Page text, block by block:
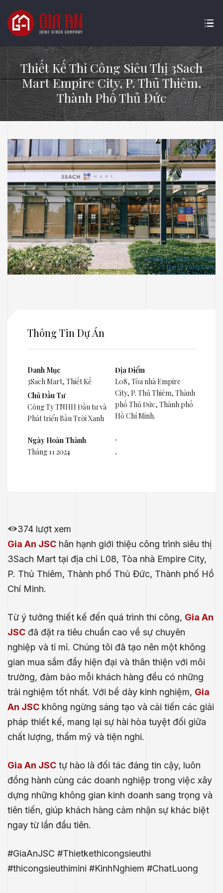
Thiết Kế Thi Công Siêu Thị 3Sach
Mart Empire City, P. Thủ Thiêm,
Thành Phố Thủ Đức
Thông Tin Dự Án
Danh Mục
3Sach Mart, Thiết Kế
Chủ Đầu Tư
Công Ty TNHH Đầu tư và
Phát triển Bầu Trời Xanh
Ngày Hoàn Thành
Tháng 11 2024
Địa Điểm
L08, Tòa nhà Empire
City, P. Thủ Thiêm, Thành
phố Thủ Đức, Thành phố
Hồ Chí Minh.
.
.
374 lượt xem
Gia An JSC hân hạnh giới thiệu công trình siêu thị
3Sach Mart tại địa chỉ L08, Tòa nhà Empire City,
P. Thủ Thiêm, Thành phố Thủ Đức, Thành phố Hồ
Chí Minh.
Từ ý tưởng thiết kế đến quá trình thi công, Gia An
JSC đã đặt ra tiêu chuẩn cao về sự chuyên
nghiệp và tỉ mỉ. Chúng tôi đã tạo nên một không
gian mua sắm đầy hiện đại và thân thiện với môi
trường, đảm bảo mỗi khách hàng đều có những
trải nghiệm tốt nhất. Với bề dày kinh nghiệm, Gia
An JSC không ngừng sáng tạo và cải tiến các giải
pháp thiết kế, mang lại sự hài hòa tuyệt đối giữa
chất lượng, thẩm mỹ và tiện nghi.
Gia An JSC tự hào là đối tác đáng tin cậy, luôn
đồng hành cùng các doanh nghiệp trong việc xây
dựng những không gian kinh doanh sang trọng và
tiên tiến, giúp khách hàng cảm nhận sự khác biệt
ngay từ lần đầu tiên.
#GiaAnJSC #Thietkethicongsieuthi
#thicongsieuthimini #KinhNghiem #ChatLuong